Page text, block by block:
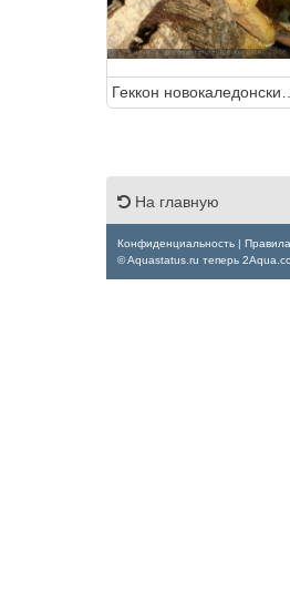
На главную
Конфиденциальность Правила
© Aquastatus.ru теперь